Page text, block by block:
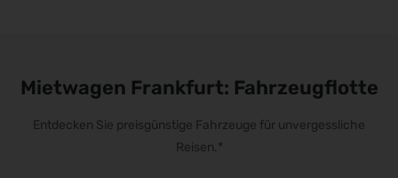
Mietwagen Frankfurt: Fahrzeugflotte
Entdecken Sie preisgünstige Fahrzeuge für unvergessliche
Reisen.*